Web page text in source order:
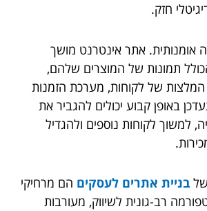
חזק.
אומנותית. אתר אינטרנט מושך
תמונות של המוצרים שלהם,
המלצות של לקוחות, מערכת הזמנות
באופן קבוע יכולים להגביר את
למשוך לקוחות נוספים ולהגדיל
בניית אתרים לעסקים הם מרחיקי
רב-גונית לשיווק, מעורבות